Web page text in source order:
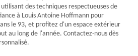
des techniques respectueuses de
à Louis Antoine Hoffmann pour
le 93, et profitez d'un espace extérieur
au long de l'année. Contactez-nous dès